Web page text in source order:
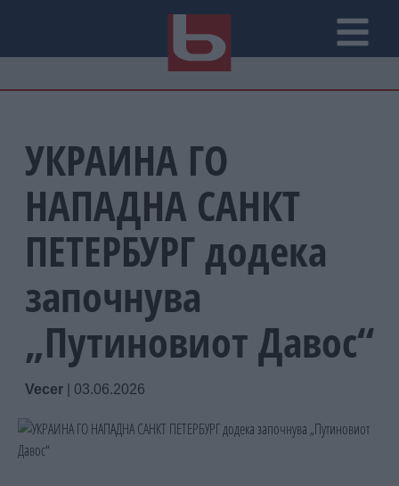
УКРАИНА ГО
НАПАДНА САНКТ
ПЕТЕРБУРГ додека
започнува
„Путиновиот Давос“
Vecer 03.06.2026